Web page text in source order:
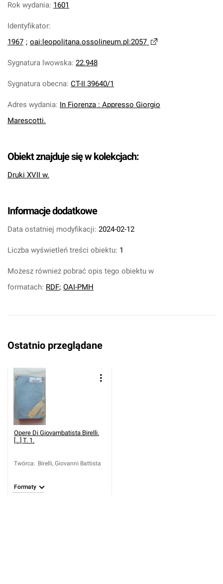
Rok wydania: 1601
Identyfikator:
1967 ; oai:leopolitana.ossolineum.pl:2057
Sygnatura lwowska: 22.948
Sygnatura obecna: CT-II 39640/1
Adres wydania: In Fiorenza : Appresso Giorgio
Marescotti.
Obiekt znajduje się w kolekcjach:
Druki XVII w.
Informacje dodatkowe
Data ostatniej modyfikacji: 2024-02-12
Liczba wyświetleń treści obiektu: 1
Możesz również pobrać opis tego obiektu w
formatach: RDF; OAI-PMH
Ostatnio przeglądane
Opere Di Giovambatista Birelli.
[...] T. 1.
Twórca: Birelli, Giovanni Battista
Formaty